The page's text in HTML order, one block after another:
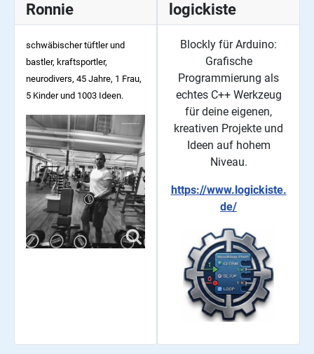
Ronnie
schwäbischer tüftler und
bastler, kraftsportler,
neurodivers, 45 Jahre, 1 Frau,
5 Kinder und 1003 Ideen.
logickiste
Blockly für Arduino:
Grafische
Programmierung als
echtes C++ Werkzeug
für deine eigenen,
kreativen Projekte und
Ideen auf hohem
Niveau.
https://www.logickiste.
de/